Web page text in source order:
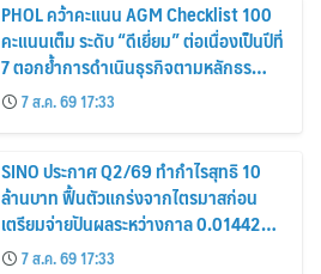
PHOL คว้าคะแนน AGM Checklist 100
คะแนนเต็ม ระดับ “ดีเยี่ยม” ต่อเนื่องเป็นปีที่
7 ตอกย้ำการดำเนินธุรกิจตามหลักธร
รมาภิบาล โปร่งใส สร้างความเชื่อมั่นผู้ถือ
หุ้น
7 ส.ค. 69 17:33
SINO ประกาศ Q2/69 ทำกำไรสุทธิ 10
ล้านบาท ฟื้นตัวแกร่งจากไตรมาสก่อน
เตรียมจ่ายปันผลระหว่างกาล 0.014423
บาทต่อหุ้น ครึ่งปีหลังมุ่งเติบโตต่อเนื่อง
7 ส.ค. 69 17:33